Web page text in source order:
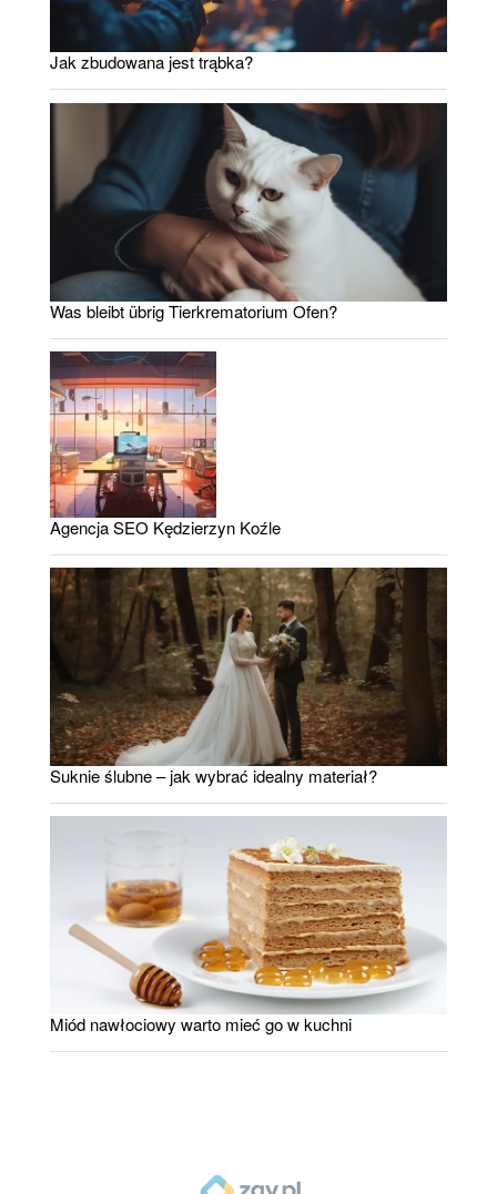
Jak zbudowana jest trąbka?
Was bleibt übrig Tierkrematorium Ofen?
Agencja SEO Kędzierzyn Koźle
Suknie ślubne – jak wybrać idealny materiał?
Miód nawłociowy warto mieć go w kuchni